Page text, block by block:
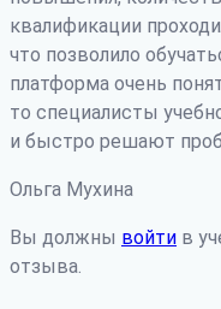
квалификации
что позволило
платформа очень
то специалисты
и быстро решают
Ольга Мухина
Вы должны войти в
отзыва.